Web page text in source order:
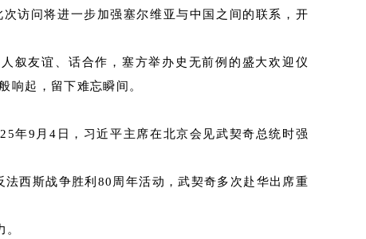
访问将进一步加强塞尔维亚与中国之间的联系，开
叙友谊、话合作，塞方举办史无前例的盛大欢迎仪
响起，留下难忘瞬间。
年9月4日，习近平主席在北京会见武契奇总统时强
西斯战争胜利80周年活动，武契奇多次赴华出席重